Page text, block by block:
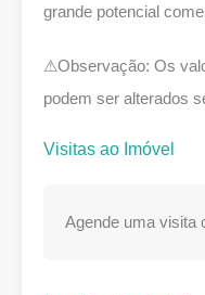
grande potencial
⚠Observação: Os
podem ser alterados
Visitas ao Imóvel
Agende uma visita